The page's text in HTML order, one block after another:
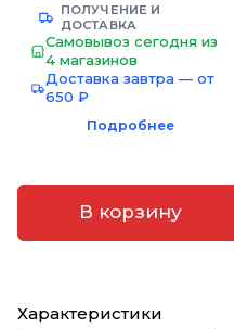
ПОЛУЧЕНИЕ И
ДОСТАВКА
Самовывоз сегодня из
4 магазинов
Доставка завтра — от
650 ₽
Подробнее
В корзину
Характеристики